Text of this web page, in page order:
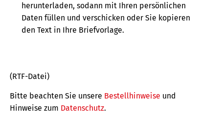
herunterladen, sodann mit Ihren persönlichen
Daten füllen und verschicken oder Sie kopieren
den Text in Ihre Briefvorlage.
(RTF-Datei)
Bitte beachten Sie unsere Bestellhinweise und
Hinweise zum Datenschutz.